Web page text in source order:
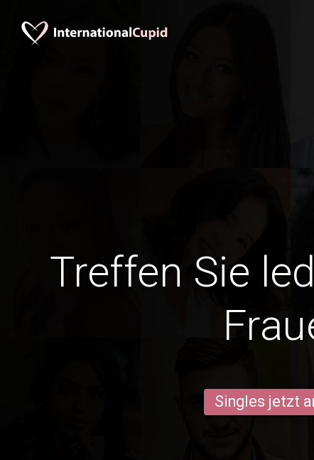
Treffen Sie
Singles jetzt